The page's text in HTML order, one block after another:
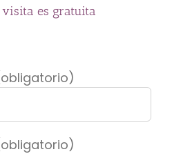
es gratuita